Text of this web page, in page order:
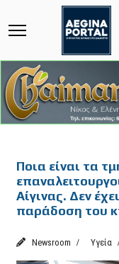
Ποια είναι τα
Αίγινας. Δεν
παράδοση του
Newsroom Υγεία